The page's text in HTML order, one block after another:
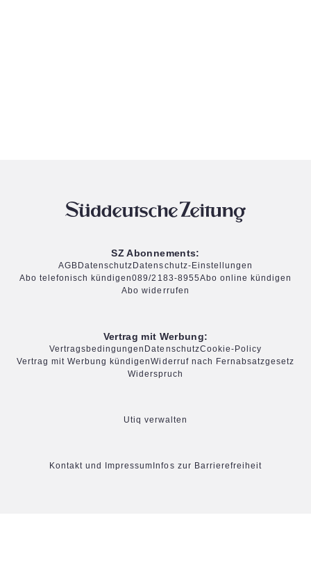
SZ Abonnements:
AGB Datenschutz Datenschutz-Einstellungen
Abo telefonisch kündigen089/2183-8955Abo online kündigen
Abo widerrufen
Vertrag mit Werbung:
Vertragsbedingungen DatenschutzCookie-Policy
Vertrag mit Werbung kündigenWiderruf nach Fernabsatzgesetz
Widerspruch
Utiq verwalten
Kontakt und Impressum Infos zur Barrierefreiheit